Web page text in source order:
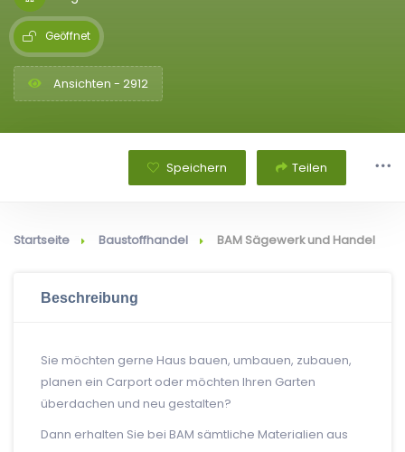
Geöffnet
Ansichten - 2912
Speichern Teilen
Startseite Baustoffhandel BAM Sägewerk und Handel
Beschreibung
Sie möchten gerne Haus bauen, umbauen, zubauen,
planen ein Carport oder möchten Ihren Garten
überdachen und neu gestalten?
Dann erhalten Sie bei BAM sämtliche Materialien aus